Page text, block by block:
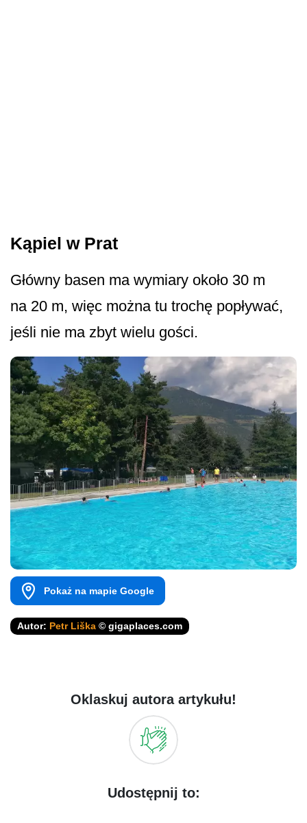
Kąpiel w Prat
Główny basen ma wymiary około 30 m
na 20 m, więc można tu trochę popływać,
jeśli nie ma zbyt wielu gości.
Pokaż na mapie Google
Autor: Petr Liška © gigaplaces.com
Oklaskuj autora artykułu!
Udostępnij to: